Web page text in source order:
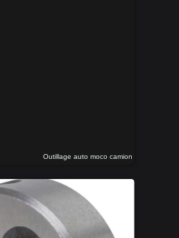
Outillage auto moco camion